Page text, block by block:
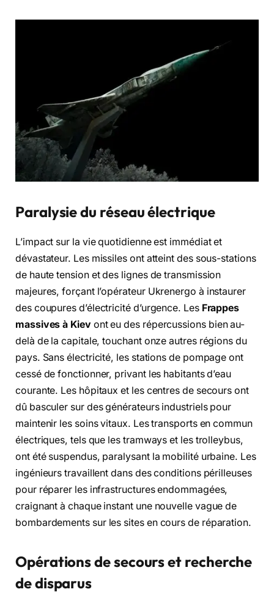
Paralysie du réseau électrique
L’impact sur la vie quotidienne est immédiat et
dévastateur. Les missiles ont atteint des sous-stations
de haute tension et des lignes de transmission
majeures, forçant l’opérateur Ukrenergo à instaurer
des coupures d’électricité d’urgence. Les Frappes
massives à Kievont eu des répercussions bien au-
delà de la capitale, touchant onze autres régions du
pays. Sans électricité, les stations de pompage ont
cessé de fonctionner, privant les habitants d’eau
courante. Les hôpitaux et les centres de secours ont
dû basculer sur des générateurs industriels pour
maintenir les soins vitaux. Les transports en commun
électriques, tels que les tramways et les trolleybus,
ont été suspendus, paralysant la mobilité urbaine. Les
ingénieurs travaillent dans des conditions périlleuses
pour réparer les infrastructures endommagées,
craignant à chaque instant une nouvelle vague de
bombardements sur les sites en cours de réparation.
Opérations de secours et recherche
de disparus